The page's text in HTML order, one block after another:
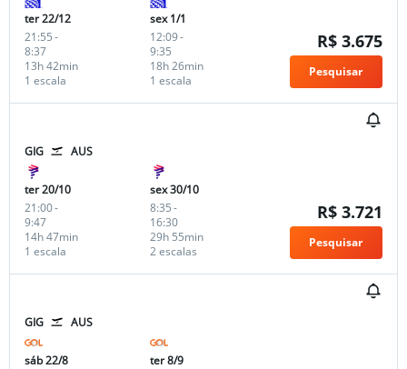
ter 22/12
21:55-
8:37
1 escala
13h 42min
sex 1/1
12:09-
9:35
1 escala
18h 26min
R$ 3.675
Pesquisar
GIG AUS
ter 20/10
21:00-
9:47
1 escala
14h 47min
sex 30/10
8:35-
16:30
2 escalas
29h 55min
R$ 3.721
Pesquisar
GIG AUS
sáb 22/8
ter 8/9